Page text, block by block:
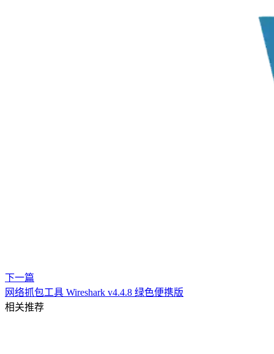
下一篇
网络抓包工具 Wireshark v4.4.8 绿色便携版
相关推荐